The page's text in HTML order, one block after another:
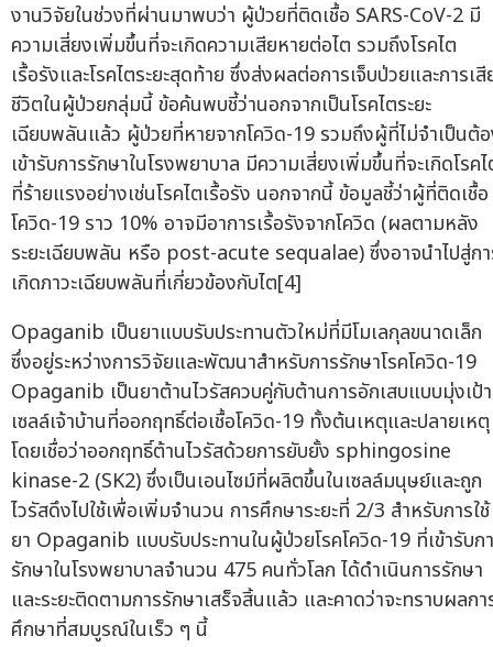
งานวิจัยในช่วงที่ผ่านมาพบว่า ผู้ป่วยที่ติดเชื้อ SARS-CoV-2 มี
ความเสี่ยงเพิ่มขึ้นที่จะเกิดความเสียหายต่อไต รวมถึงโรคไต
เรื้อรังและโรคไตระยะสุดท้าย ซึ่งส่งผลต่อการเจ็บป่วยและการเสี
ชีวิตในผู้ป่วยกลุ่มนี้ ข้อค้นพบชี้ว่านอกจากเป็นโรคไตระยะ
เฉียบพลันแล้ว ผู้ป่วยที่หายจากโควิด-19 รวมถึงผู้ที่ไม่จำเป็นต้
เข้ารับการรักษาในโรงพยาบาล มีความเสี่ยงเพิ่มขึ้นที่จะเกิดโรค
ที่ร้ายแรงอย่างเช่นโรคไตเรื้อรัง นอกจากนี้ ข้อมูลชี้ว่าผู้ที่ติดเชื้อ
โควิด-19 ราว 10% อาจมีอาการเรื้อรังจากโควิด (ผลตามหลัง
ระยะเฉียบพลัน หรือ post-acute sequalae) ซึ่งอาจนำไปสู่ก
เกิดภาวะเฉียบพลันที่เกี่ยวข้องกับไต[4]
Opaganib เป็นยาแบบรับประทานตัวใหม่ที่มีโมเลกุลขนาดเล็ก
ซึ่งอยู่ระหว่างการวิจัยและพัฒนาสำหรับการรักษาโรคโควิด-19
Opaganib เป็นยาต้านไวรัสควบคู่กับต้านการอักเสบแบบมุ่งเป้า
เซลล์เจ้าบ้านที่ออกฤทธิ์ต่อเชื้อโควิด-19 ทั้งต้นเหตุและปลายเหตุ
โดยเชื่อว่าออกฤทธิ์ต้านไวรัสด้วยการยับยั้ง sphingosine
kinase-2 (SK2) ซึ่งเป็นเอนไซม์ที่ผลิตขึ้นในเซลล์มนุษย์และถูก
ไวรัสดึงไปใช้เพื่อเพิ่มจำนวน การศึกษาระยะที่ 2/3 สำหรับการใช้
ยา Opaganib แบบรับประทานในผู้ป่วยโรคโควิด-19 ที่เข้ารับก
รักษาในโรงพยาบาลจำนวน 475 คนทั่วโลก ได้ดำเนินการรักษา
และระยะติดตามการรักษาเสร็จสิ้นแล้ว และคาดว่าจะทราบผลกา
ศึกษาที่สมบูรณ์ในเร็ว ๆ นี้